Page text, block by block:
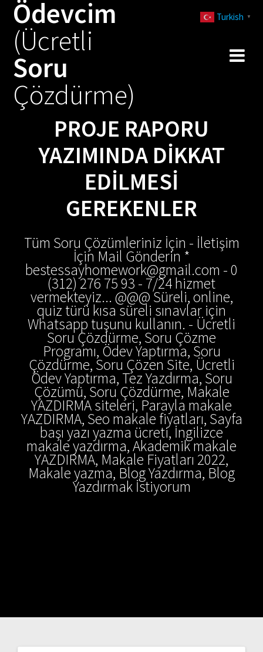
Ödevcim
(Ücretli
Soru
Çözdürme)
PROJE RAPORU
YAZIMINDA DIKKAT
EDILMESI
GEREKENLER
Tüm Soru Çözümleriniz İçin - İletişim
İçin Mail Gönderin *
bestessayhomework@gmail.com - 0
(312) 276 75 93 - 7/24 hizmet
vermekteyiz... @@@ Süreli, online,
quiz türü kısa süreli sınavlar için
Whatsapp tuşunu kullanın. - Ücretli
Soru Çözdürme, Soru Çözme
Programı, Ödev Yaptırma, Soru
Çözdürme, Soru Çözen Site, Ücretli
Ödev Yaptırma, Tez Yazdırma, Soru
Çözümü, Soru Çözdürme, Makale
YAZDIRMA siteleri, Parayla makale
YAZDIRMA, Seo makale fiyatları, Sayfa
başı yazı yazma ücreti, İngilizce
makale yazdırma, Akademik makale
YAZDIRMA, Makale Fiyatları 2022,
Makale yazma, Blog Yazdırma, Blog
Yazdırmak İstiyorum
Turkish ▼